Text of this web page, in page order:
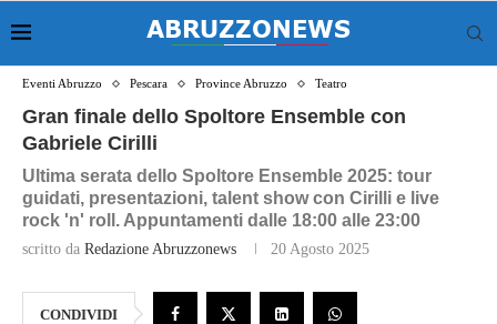
Eventi Abruzzo Pescara Province Abruzzo Teatro
Gran finale dello Spoltore Ensemble con
Gabriele Cirilli
Ultima serata dello Spoltore Ensemble 2025: tour
guidati, presentazioni, talent show con Cirilli e live
rock 'n' roll. Appuntamenti dalle 18:00 alle 23:00
scritto da Redazione Abruzzonews 20 Agosto 2025
CONDIVIDI